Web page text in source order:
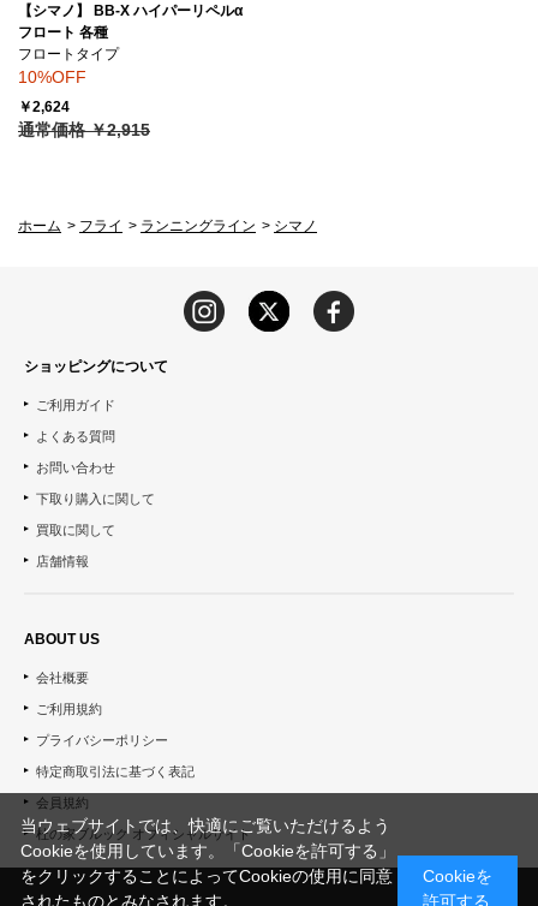
【シマノ】 BB-X ハイパーリペルα
フロート 各種
フロートタイプ
10%OFF
￥2,624
通常価格 ￥2,915
ホーム > フライ > ランニングライン > シマノ
ショッピングについて
ご利用ガイド
よくある質問
お問い合わせ
下取り購入に関して
買取に関して
店舗情報
ABOUT US
会社概要
ご利用規約
プライバシーポリシー
特定商取引法に基づく表記
会員規約
杜の家ブルック オフィシャルサイト
当ウェブサイトでは、快適にご覧いただけるよう
Cookieを使用しています。「Cookieを許可する」
をクリックすることによってCookieの使用に同意
されたものとみなされます。
Cookieを
許可する